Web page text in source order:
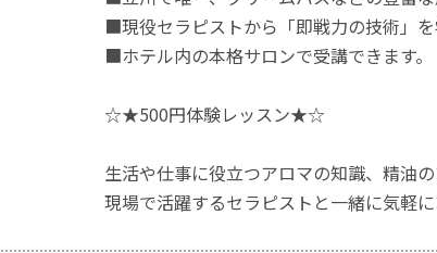
■現役セラピストから「即戦力の技術」を
■ホテル内の本格サロンで受講できます。
☆★500円体験レッスン★☆
生活や仕事に役立つアロマの知識、精油
現場で活躍するセラピストと一緒に気軽